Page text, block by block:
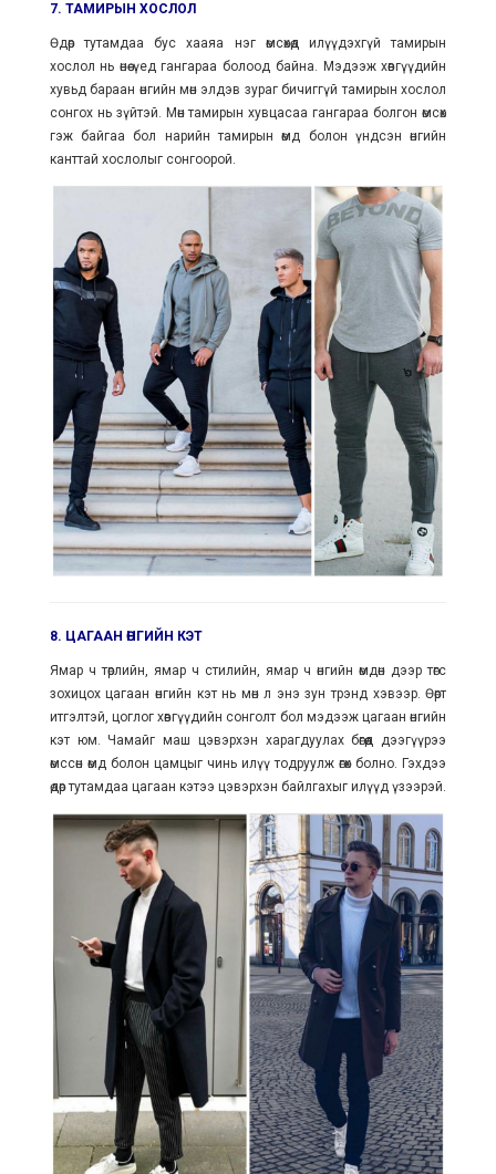
7. ТАМИРЫН ХОСЛОЛ
Өдөр тутамдаа бус хааяа нэг өмсөхөд илүүдэхгүй тамирын
хослол нь өнөө үед гангараа болоод байна. Мэдээж хөвгүүдийн
хувьд бараан өнгийн мөн элдэв зураг бичиггүй тамирын хослол
сонгох нь зүйтэй. Мөн тамирын хувцасаа гангараа болгон өмсөх
гэж байгаа бол нарийн тамирын өмд болон үндсэн өнгийн
канттай хослолыг сонгоорой.
8. ЦАГААН ӨНГИЙН КЭТ
Ямар ч төрлийн, ямар ч стилийн, ямар ч өнгийн өмдөн дээр төгс
зохицох цагаан өнгийн кэт нь мөн л энэ зун трэнд хэвээр. Өөртөө
итгэлтэй, цоглог хөвгүүдийн сонголт бол мэдээж цагаан өнгийн
кэт юм. Чамайг маш цэвэрхэн харагдуулах бөгөөд дээгүүрээ
өмссөн өмд болон цамцыг чинь илүү тодруулж өгөх болно. Гэхдээ
өдөр тутамдаа цагаан кэтээ цэвэрхэн байлгахыг илүүд үзээрэй.